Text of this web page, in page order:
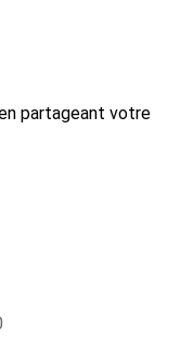
partageant votre